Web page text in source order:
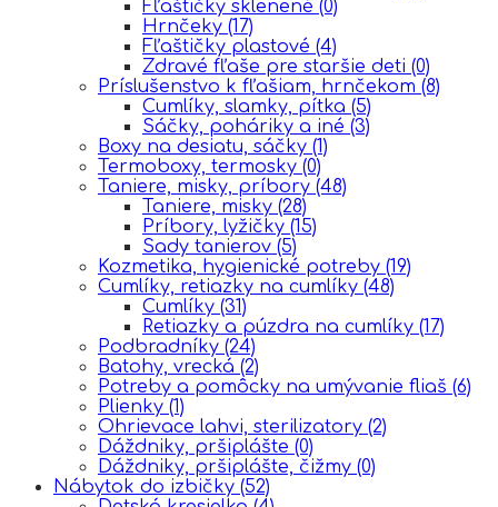
Fľaštičky sklenené (0)
Hrnčeky (17)
Fľaštičky plastové (4)
Zdravé fľaše pre staršie deti (0)
Príslušenstvo k fľašiam, hrnčekom (8)
Cumlíky, slamky, pítka (5)
Sáčky, poháriky a iné (3)
Boxy na desiatu, sáčky (1)
Termoboxy, termosky (0)
Taniere, misky, príbory (48)
Taniere, misky (28)
Príbory, lyžičky (15)
Sady tanierov (5)
Kozmetika, hygienické potreby (19)
Cumlíky, retiazky na cumlíky (48)
Cumlíky (31)
Retiazky a púzdra na cumlíky (17)
Podbradníky (24)
Batohy, vrecká (2)
Potreby a pomôcky na umývanie fliaš (6)
Plienky (1)
Ohrievace lahvi, sterilizatory (2)
Dáždniky, pršiplášte (0)
Dáždniky, pršiplášte, čižmy (0)
Nábytok do izbičky (52)